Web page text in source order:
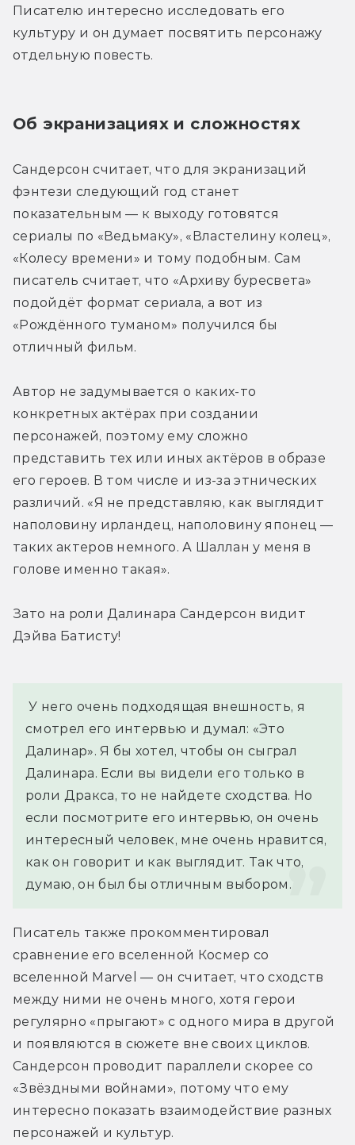
Писателю интересно исследовать его
культуру и он думает посвятить персонажу
отдельную повесть.
Об экранизациях и сложностях
Сандерсон считает, что для экранизаций
фэнтези следующий год станет
показательным — к выходу готовятся
сериалы по «Ведьмаку», «Властелину колец»,
«Колесу времени» и тому подобным. Сам
писатель считает, что «Архиву буресвета»
подойдёт формат сериала, а вот из
«Рождённого туманом» получился бы
отличный фильм.
Автор не задумывается о каких-то
конкретных актёрах при создании
персонажей, поэтому ему сложно
представить тех или иных актёров в образе
его героев. В том числе и из-за этнических
различий. «Я не представляю, как выглядит
наполовину ирландец, наполовину японец —
таких актеров немного. А Шаллан у меня в
голове именно такая».
Зато на роли Далинара Сандерсон видит
Дэйва Батисту!
У него очень подходящая внешность, я
смотрел его интервью и думал: «Это
Далинар». Я бы хотел, чтобы он сыграл
Далинара. Если вы видели его только в
роли Дракса, то не найдете сходства. Но
если посмотрите его интервью, он очень
интересный человек, мне очень нравится,
как он говорит и как выглядит. Так что,
думаю, он был бы отличным выбором.
Писатель также прокомментировал
сравнение его вселенной Космер со
вселенной Marvel — он считает, что сходств
между ними не очень много, хотя герои
регулярно «прыгают» с одного мира в другой
и появляются в сюжете вне своих циклов.
Сандерсон проводит параллели скорее со
«Звёздными войнами», потому что ему
интересно показать взаимодействие разных
персонажей и культур.